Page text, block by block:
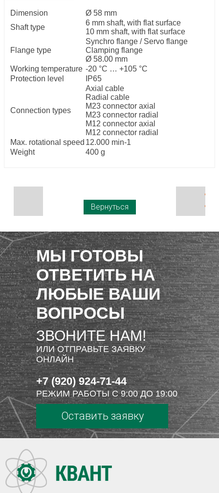
Dimension
Ø 58 mm
Shaft type
6 mm shaft, with flat surface
10 mm shaft, with flat surface
Flange type
Synchro flange / Servo flange
Clamping flange
Ø 58.00 mm
Working temperature -20 °C … +105 °C
Protection level
IP65
Connection types
Axial cable
Radial cable
M23 connector axial
M23 connector radial
M12 connector axial
M12 connector radial
Max. rotational speed 12.000 min-1
Weight
400 g
Вернуться
МЫ ГОТОВЫ
ОТВЕТИТЬ НА
ЛЮБЫЕ ВАШИ
ВОПРОСЫ
ЗВОНИТЕ НАМ!
ИЛИ ОТПРАВЬТЕ ЗАЯВКУ
ОНЛАЙН
+7 (920) 924-71-44
РЕЖИМ РАБОТЫ С 9:00 ДО 19:00
Оставить заявку